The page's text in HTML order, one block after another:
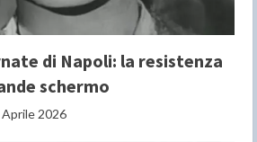
di Napoli: la resistenza
schermo
Aprile 2026